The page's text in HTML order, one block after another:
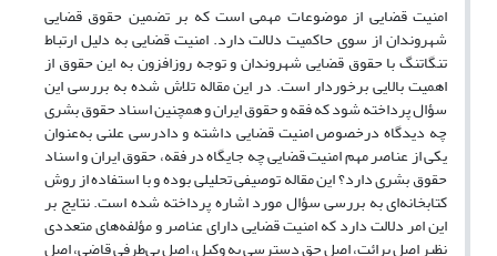
امنیت قضایی از موضوعات مهمی است که بر تضمین حقوق قضایی
شهروندان از سوی حاکمیت دلالت دارد. امنیت قضایی به دلیل ارتباط
تنگاتنگ با حقوق قضایی شهروندان و توجه روزافزون به این حقوق از
اهمیت بالایی برخوردار است. در این مقاله تلاش شده به بررسی این
سؤال پرداخته شود که فقه و حقوق ایران و همچنین اسناد حقوق بشری
چه دیدگاه درخصوص امنیت قضایی داشته و دادرسی علنی به‌عنوان
یکی از عناصر مهم امنیت قضایی چه جایگاه در فقه، حقوق ایران و اسناد
حقوق بشری دارد؟ این مقاله توصیفی تحلیلی بوده و با استفاده از روش
کتابخانه‌ای به بررسی سؤال مورد اشاره پرداخته ‌شده است. نتایج بر
این امر دلالت دارد که امنیت قضایی دارای عناصر و مؤلفه‌های متعددی
نظیر اصل برائت، اصل حق دسترسی به وکیل، اصل بی‌طرفی قاضی، اصل